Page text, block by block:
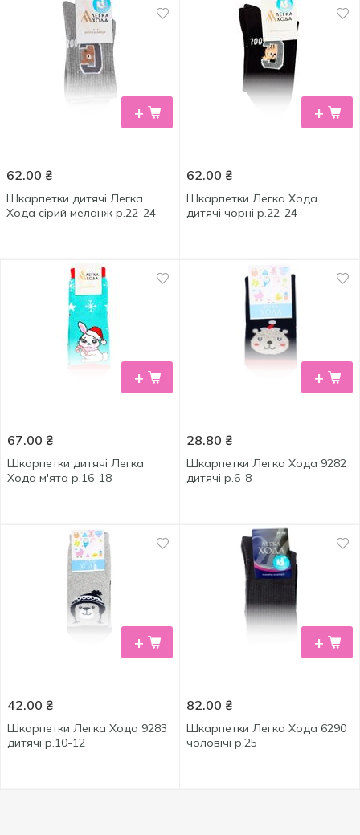
+
62.00 ₴
Шкарпетки дитячі Легка
Хода сірий меланж р.22-24
+
62.00 ₴
Шкарпетки Легка Хода
дитячі чорні р.22-24
+
67.00 ₴
Шкарпетки дитячі Легка
Хода м'ята р.16-18
+
28.80 ₴
Шкарпетки Легка Хода 9282
дитячі р.6-8
+
42.00 ₴
Шкарпетки Легка Хода 9283
дитячі р.10-12
+
82.00 ₴
Шкарпетки Легка Хода 6290
чоловічі р.25